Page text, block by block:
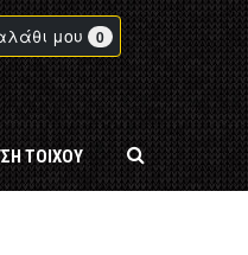
μου 0
ΤΟΙΧΟΥ
ORDER BY